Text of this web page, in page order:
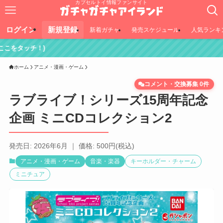
カプセルトイ情報ファンサイト
ログイン 新規登録 新着ガチャ 発売スケジュール 人気ランキ
ホーム アニメ・漫画・ゲーム
ラブライブ！シリーズ15周年記念
企画 ミニCDコレクション2
コメント・交換募集 0件
発売日: 2026年6月 ｜ 価格: 500円(税込)
アニメ・漫画・ゲーム 音楽・楽器
キーホルダー・チャーム
ミニチュア